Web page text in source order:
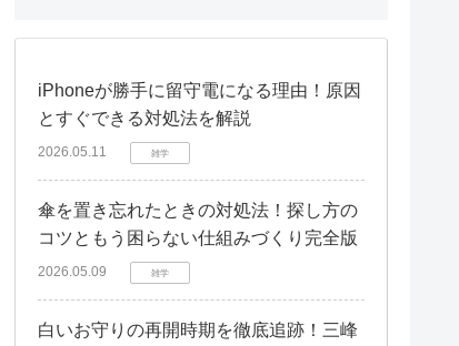
iPhoneが勝手に留守電になる理由！原因
とすぐできる対処法を解説
2026.05.11 雑学
傘を置き忘れたときの対処法！探し方の
コツともう困らない仕組みづくり完全版
2026.05.09 雑学
白いお守りの再開時期を徹底追跡！三峰